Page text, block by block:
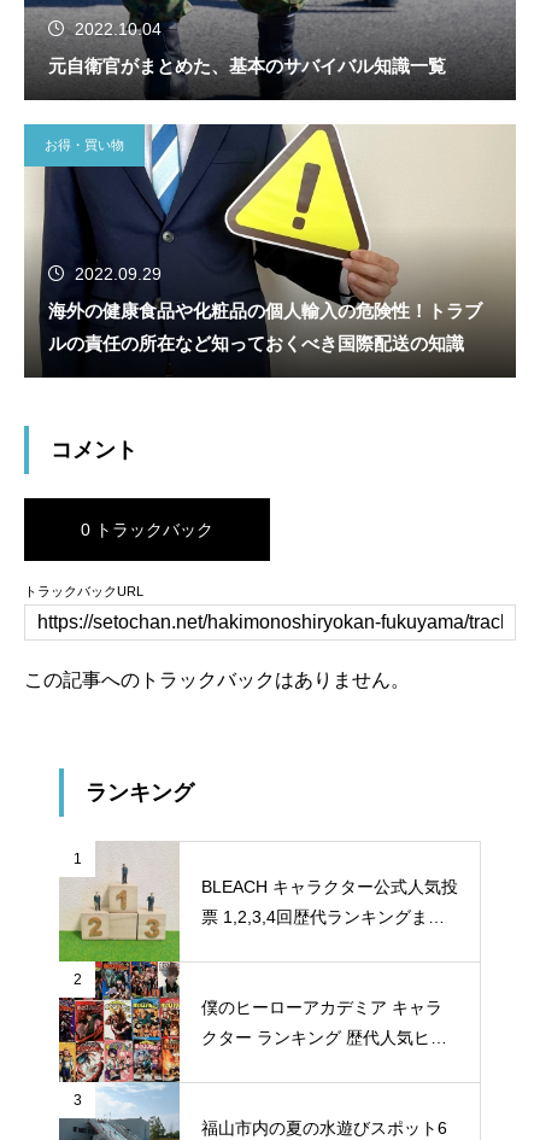
2022.10.04
元自衛官がまとめた、基本のサバイバル知識一覧
お得・買い物
2022.09.29
海外の健康食品や化粧品の個人輸入の危険性！トラブ
ルの責任の所在など知っておくべき国際配送の知識
コメント
0 トラックバック
トラックバックURL
この記事へのトラックバックはありません。
ランキング
1
BLEACH キャラクター公式人気投
票 1,2,3,4回歴代ランキングまと
2
僕のヒーローアカデミア キャラ
クター ランキング 歴代人気ヒー
3
福山市内の夏の水遊びスポット6